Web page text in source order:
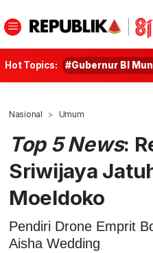
Hot Topics: #Gubernur BI
Nasional Umum
Top 5 News:
Sriwijaya
Moeldoko
Pendiri Drone Emprit
Aisha Wedding